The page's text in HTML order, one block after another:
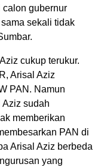
calon gubernur
sekali tidak
cukup terukur.
Arisal Aziz
PAN. Namun
sudah
memberikan
PAN di
Arisal Aziz berbeda
yang